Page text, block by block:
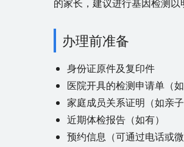
的家长，建议进行基因检测以
办理前准备
身份证原件及复印件
医院开具的检测申请单（如
家庭成员关系证明（如亲子
近期体检报告（如有）
预约信息（可通过电话或微